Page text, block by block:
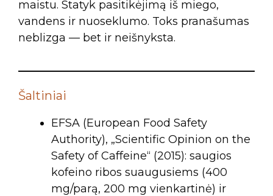
maistu. Statyk pasitikėjimą iš miego,
vandens ir nuoseklumo. Toks pranašumas
neblizga — bet ir neišnyksta.
Šaltiniai
EFSA (European Food Safety
Authority), „Scientific Opinion on the
Safety of Caffeine“ (2015): saugios
kofeino ribos suaugusiems (400
mg/parą, 200 mg vienkartinė) ir